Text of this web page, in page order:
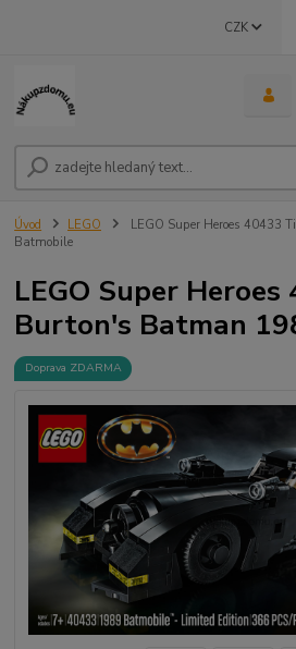
CZK
Úvod LEGO
LEGO Super Heroes 40433
Batmobile
LEGO Super
Burton's Batman
Doprava ZDARMA